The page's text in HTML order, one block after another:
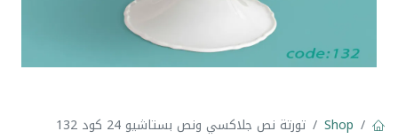
Shop تورتة نص جلاكسي ونص بستاشيو 24 كود 132